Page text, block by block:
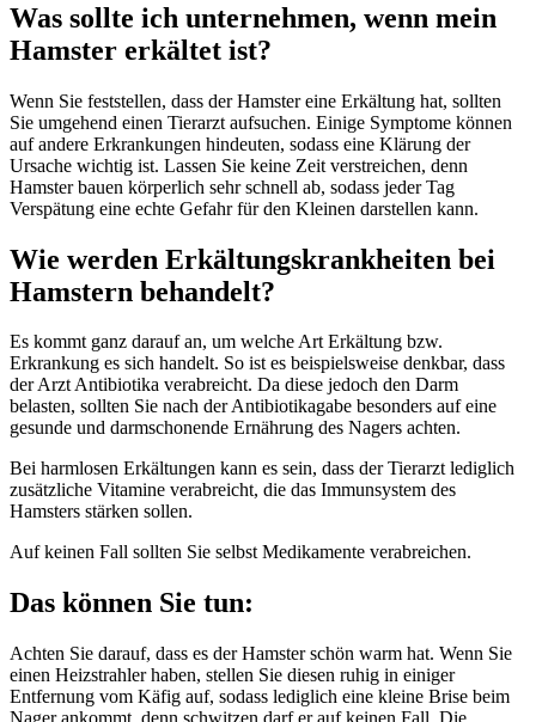
Was sollte ich unternehmen, wenn mein
Hamster erkältet ist?
Wenn Sie feststellen, dass der Hamster eine Erkältung hat, sollten
Sie umgehend einen Tierarzt aufsuchen. Einige Symptome können
auf andere Erkrankungen hindeuten, sodass eine Klärung der
Ursache wichtig ist. Lassen Sie keine Zeit verstreichen, denn
Hamster bauen körperlich sehr schnell ab, sodass jeder Tag
Verspätung eine echte Gefahr für den Kleinen darstellen kann.
Wie werden Erkältungskrankheiten bei
Hamstern behandelt?
Es kommt ganz darauf an, um welche Art Erkältung bzw.
Erkrankung es sich handelt. So ist es beispielsweise denkbar, dass
der Arzt Antibiotika verabreicht. Da diese jedoch den Darm
belasten, sollten Sie nach der Antibiotikagabe besonders auf eine
gesunde und darmschonende Ernährung des Nagers achten.
Bei harmlosen Erkältungen kann es sein, dass der Tierarzt lediglich
zusätzliche Vitamine verabreicht, die das Immunsystem des
Hamsters stärken sollen.
Auf keinen Fall sollten Sie selbst Medikamente verabreichen.
Das können Sie tun:
Achten Sie darauf, dass es der Hamster schön warm hat. Wenn Sie
einen Heizstrahler haben, stellen Sie diesen ruhig in einiger
Entfernung vom Käfig auf, sodass lediglich eine kleine Brise beim